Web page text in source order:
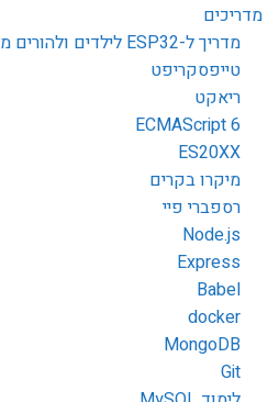
מדריכים
מדריך ל-ESP32 לילדים ולהורים מאפס
טייפסקריפט
ריאקט
ECMAScript 6
ES20XX
מיקרו בקרים
רספברי פיי
Node.js
Express
Babel
docker
MongoDB
Git